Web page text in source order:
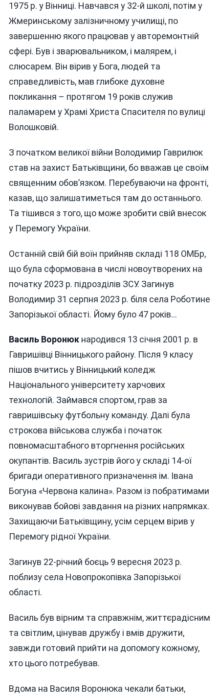
1975 р. у Вінниці. Навчався у 32-й школі, потім у
Жмеринському залізничному училищі, по
завершенню якого працював у авторемонтній
сфері. Був і зварювальником, і малярем, і
слюсарем. Він вірив у Бога, людей та
справедливість, мав глибоке духовне
покликання – протягом 19 років служив
паламарем у Храмі Христа Спасителя по вулиці
Волошковій.
З початком великої війни Володимир Гаврилюк
став на захист Батьківщини, бо вважав це своїм
священним обов’язком. Перебуваючи на фронті,
казав, що залишатиметься там до останнього.
Та тішився з того, що може зробити свій внесок
у Перемогу України.
Останній свій бій воїн прийняв складі 118 ОМБр,
що була сформована в числі новоутворених на
початку 2023 р. підрозділів ЗСУ. Загинув
Володимир 31 серпня 2023 р. біля села Роботине
Запорізької області. Йому було 47 років…
Василь Воронюкнародився 13 січня 2001 р. в
Гавришівці Вінницького району. Після 9 класу
пішов вчитись у Вінницький коледж
Національного університету харчових
технологій. Займався спортом, грав за
гавришівську футбольну команду. Далі була
строкова військова служба і початок
повномасштабного вторгнення російських
окупантів. Василь зустрів його у складі 14-ої
бригади оперативного призначення ім. Івана
Богуна «Червона калина». Разом із побратимами
виконував бойові завдання на різних напрямках.
Захищаючи Батьківщину, усім серцем вірив у
Перемогу рідної України.
Загинув 22-річний боєць 9 вересня 2023 р.
поблизу села Новопрокопівка Запорізької
області.
Василь був вірним та справжнім, життєрадісним
та світлим, цінував дружбу і вмів дружити,
завжди готовий прийти на допомогу кожному,
хто цього потребував.
Вдома на Василя Воронюка чекали батьки,